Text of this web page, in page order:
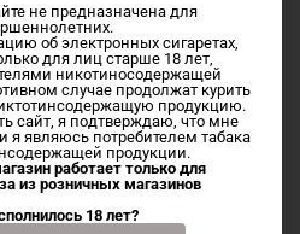
Reno от компании
тугая, аналоговая, MTL.
сетка(mesh)
не предназначена для
об электронных сигаретах,
для лиц старше 18 лет,
никотиносодержащей
случае продолжат курить
продукцию.
сайт, я подтверждаю, что мне
я являюсь потребителем табака
продукции.
работает только для
из розничных магазинов
18 лет?